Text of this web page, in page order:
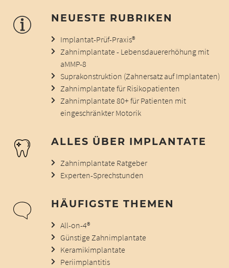
NEUESTE RUBRIKEN
Implantat-Prüf-Praxis®
Zahnimplantate - Lebensdauererhöhung mit
aMMP-8
Suprakonstruktion (Zahnersatz auf Implantaten)
Zahnimplantate für Risikopatienten
Zahnimplantate 80+ für Patienten mit
eingeschränkter Motorik
ALLES ÜBER IMPLANTATE
Zahnimplantate Ratgeber
Experten-Sprechstunden
HÄUFIGSTE THEMEN
All-on-4®
Günstige Zahnimplantate
Keramikimplantate
Periimplantitis